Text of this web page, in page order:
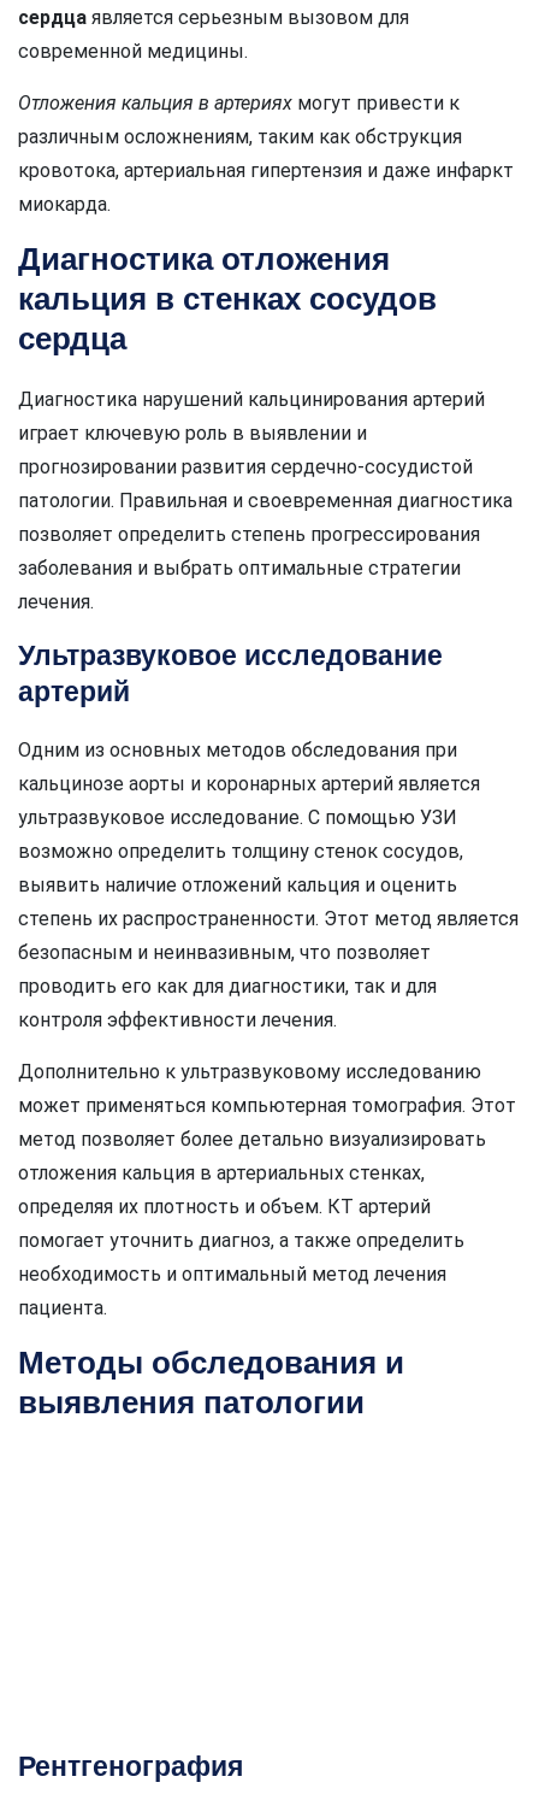
сердца является серьезным вызовом для
современной медицины.
Отложения кальция в артериях могут привести к
различным осложнениям, таким как обструкция
кровотока, артериальная гипертензия и даже инфаркт
миокарда.
Диагностика отложения
кальция в стенках сосудов
сердца
Диагностика нарушений кальцинирования артерий
играет ключевую роль в выявлении и
прогнозировании развития сердечно-сосудистой
патологии. Правильная и своевременная диагностика
позволяет определить степень прогрессирования
заболевания и выбрать оптимальные стратегии
лечения.
Ультразвуковое исследование
артерий
Одним из основных методов обследования при
кальцинозе аорты и коронарных артерий является
ультразвуковое исследование. С помощью УЗИ
возможно определить толщину стенок сосудов,
выявить наличие отложений кальция и оценить
степень их распространенности. Этот метод является
безопасным и неинвазивным, что позволяет
проводить его как для диагностики, так и для
контроля эффективности лечения.
Дополнительно к ультразвуковому исследованию
может применяться компьютерная томография. Этот
метод позволяет более детально визуализировать
отложения кальция в артериальных стенках,
определяя их плотность и объем. КТ артерий
помогает уточнить диагноз, а также определить
необходимость и оптимальный метод лечения
пациента.
Методы обследования и
выявления патологии
Рентгенография